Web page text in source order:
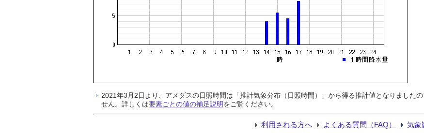
2021年3月2日より、アメダスの日照時間は「推計気象分布（日照時間）」から得る推計値となりました
せん。詳しくは要素ごとの値の補足説明をご覧ください。
利用される方へ よくある質問（FAQ） 気象